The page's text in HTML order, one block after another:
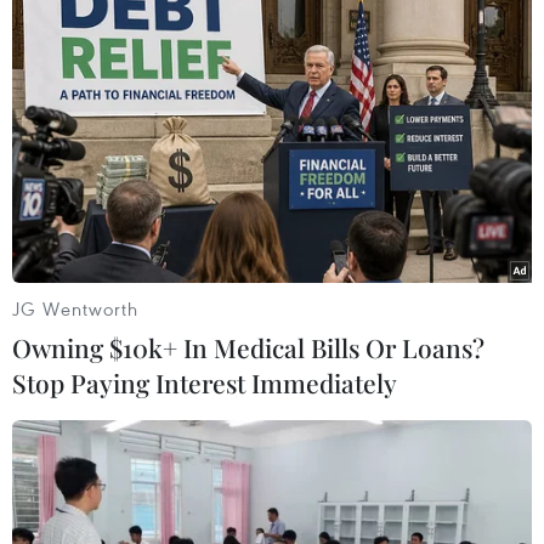
Iran và Oman đạt thỏa thuận về
tuyến vận tải thương mại qua eo biển
Hormuz
05/08/2026 22:43
Houthi bị nghi đứng sau vụ
tấn công đánh chìm tàu hàng Ấn Độ
trên Biển Đỏ
05/08/2026 15:29
Israel và Liban không đạt tiến triển
trong ngày đàm phán đầu tiên
05/08/2026 15:01
JG Wentworth
Owning $10k+ In Medical Bills Or Loans?
Stop Paying Interest Immediately